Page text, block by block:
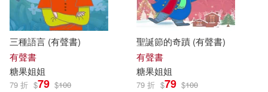
三種語言 (有聲書)
有聲書
糖果姐姐
79 折 $79 $100
聖誕節的奇蹟 (有聲書)
有聲書
糖果姐姐
79 折 $79 $100